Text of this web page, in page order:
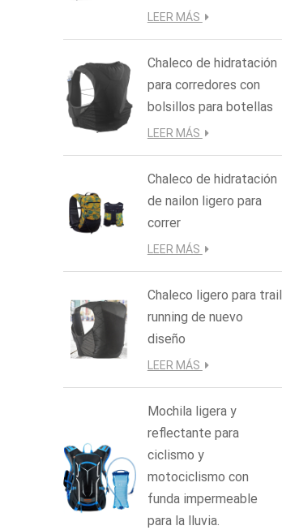
LEER MÁS
Chaleco de hidratación
para corredores con
bolsillos para botellas
LEER MÁS
Chaleco de hidratación
de nailon ligero para
correr
LEER MÁS
Chaleco ligero para trail
running de nuevo
diseño
LEER MÁS
Mochila ligera y
reflectante para
ciclismo y
motociclismo con
funda impermeable
para la lluvia.